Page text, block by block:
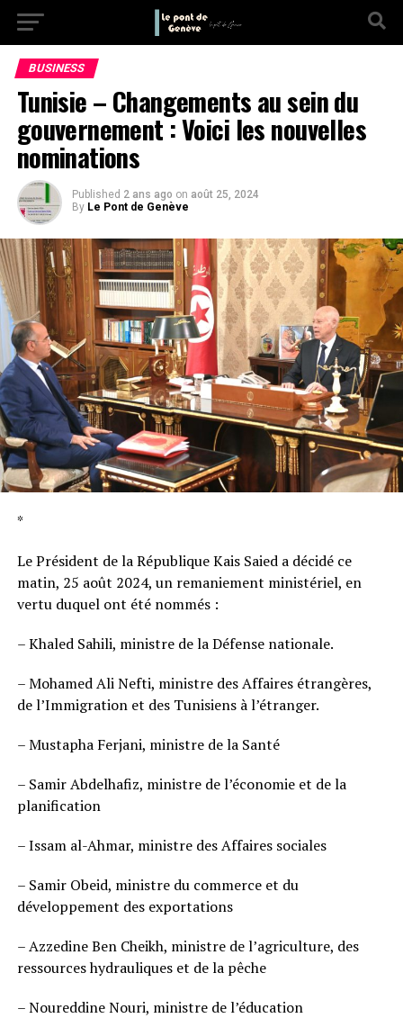
BUSINESS
Tunisie – Changements au sein du
gouvernement : Voici les nouvelles
nominations
Published 2 ans ago on août 25, 2024
By Le Pont de Genève
*
Le Président de la République Kais Saied a décidé ce
matin, 25 août 2024, un remaniement ministériel, en
vertu duquel ont été nommés :
– Khaled Sahili, ministre de la Défense nationale.
– Mohamed Ali Nefti, ministre des Affaires étrangères,
de l’Immigration et des Tunisiens à l’étranger.
– Mustapha Ferjani, ministre de la Santé
– Samir Abdelhafiz, ministre de l’économie et de la
planification
– Issam al-Ahmar, ministre des Affaires sociales
– Samir Obeid, ministre du commerce et du
développement des exportations
– Azzedine Ben Cheikh, ministre de l’agriculture, des
ressources hydrauliques et de la pêche
– Noureddine Nouri, ministre de l’éducation